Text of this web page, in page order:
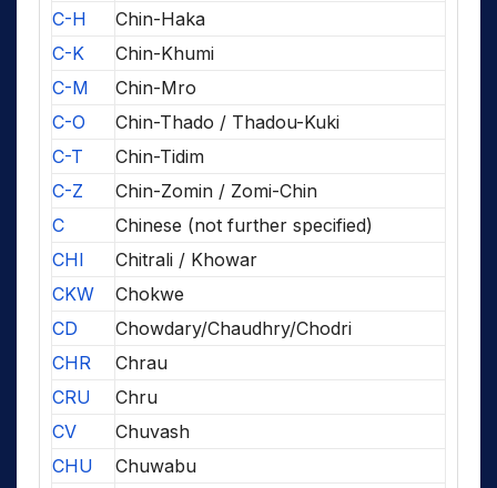
C-H
Chin-Haka
C-K
Chin-Khumi
C-M
Chin-Mro
C-O
Chin-Thado / Thadou-Kuki
C-T
Chin-Tidim
C-Z
Chin-Zomin / Zomi-Chin
C
Chinese (not further specified)
CHI
Chitrali / Khowar
CKW
Chokwe
CD
Chowdary/Chaudhry/Chodri
CHR
Chrau
CRU
Chru
CV
Chuvash
CHU
Chuwabu